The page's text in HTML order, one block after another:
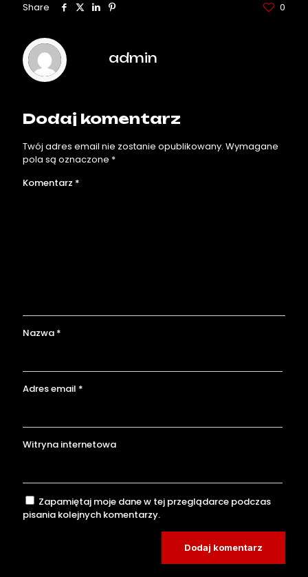
Share 0
admin
Dodaj komentarz
Twój adres email nie zostanie opublikowany. Wymagane
pola są oznaczone *
Komentarz *
Nazwa *
Adres email *
Witryna internetowa
Zapamiętaj moje dane w tej przeglądarce podczas
pisania kolejnych komentarzy.